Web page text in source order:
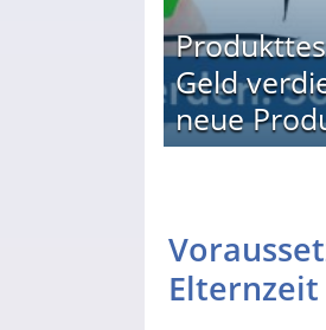
Geld
neue
Elternzeit